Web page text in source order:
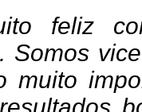
feliz
Somos
muito